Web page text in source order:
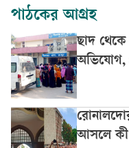
পাঠকের আগ্রহ
ছাদ থেকে
অভিযোগ,
আসলে কী